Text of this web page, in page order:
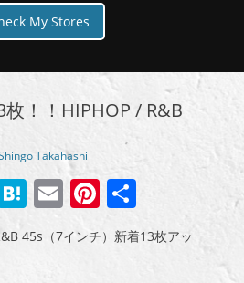
My Stores
！！HIPHOP / R&B
Takahashi
Hatena
EmailPinterest
有
45s（7インチ）新着13枚アッ